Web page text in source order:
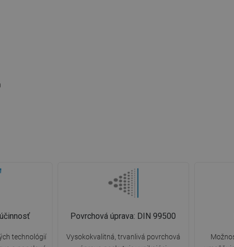
technológií
Povrchová úprava: DIN 99500
Vysokokvalitná, trvanlivá povrchová